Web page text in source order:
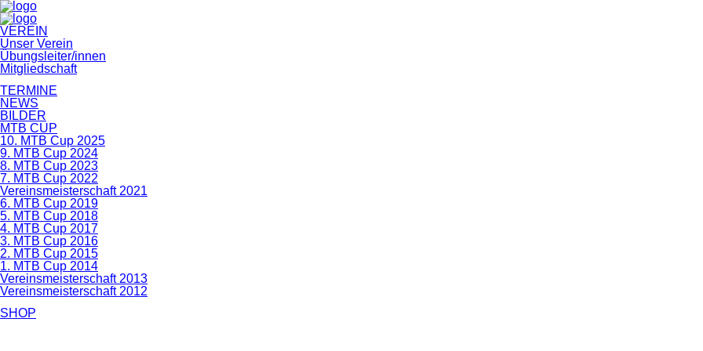
Navigation
überspringen
VEREIN
Unser Verein
Übungsleiter/innen
Mitgliedschaft
TERMINE
NEWS
BILDER
MTB CUP
10. MTB Cup 2025
9. MTB Cup 2024
8. MTB Cup 2023
7. MTB Cup 2022
Vereinsmeisterschaft 2021
6. MTB Cup 2019
5. MTB Cup 2018
4. MTB Cup 2017
3. MTB Cup 2016
2. MTB Cup 2015
1. MTB Cup 2014
Vereinsmeisterschaft 2013
Vereinsmeisterschaft 2012
SHOP